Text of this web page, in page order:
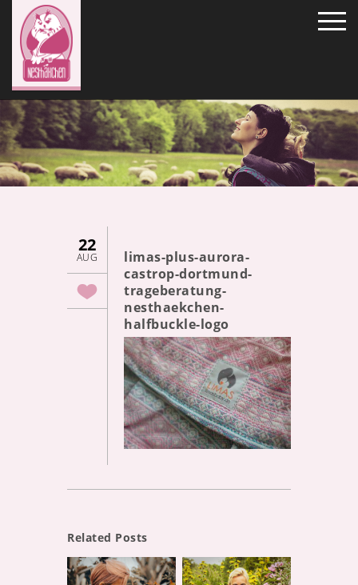
22
AUG
limas-plus-aurora-
castrop-dortmund-
trageberatung-
nesthaekchen-
halfbuckle-logo
Related Posts